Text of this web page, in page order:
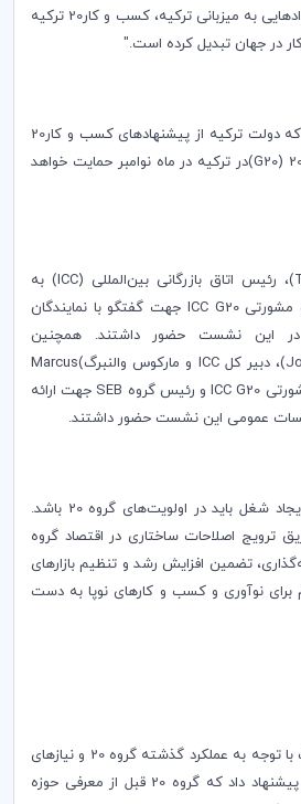
‌ای است و برگزاری چنین رویدادهایی به میزبانی ترکیه، کسب و کار20 ترکیه
در جهان تبدیل کرده است."
وی همچنین خاطر نشان کرد که دولت ترکیه از پیشنهادهای کسب و کار20
برای برگزاری کنفرانس ‌گروه 20 (G20)در ترکیه در ماه نوامبر حمایت خواهد
)، رئیس اتاق بازرگانی بین‌المللی (‌ICC) به
مشورتیICC G20 ‌ جهت گفتگو با نمایندگان
این نشست حضور داشتند. همچنین‌
، دبیر کلICC و مارکوس والنبرگ‌(
Marcus
ICC G20 و رئیس گروه SEB جهت ارائه
عمومی این نشست حضور داشتند.
آقای مک گرو‌ ‌گفت:‌"‌رشد و ایجاد شغل باید در اولویت‌های گروه 20 باشد.
ترویج اصلاحات ساختاری در اقتصاد گروه
تضمین افزایش رشد و تنظیم بازارهای
نوآوری و کسب و کارهای نوپا به دست
در ادامه جلسه آقای والنبرگ با توجه به عملکرد گذشته گروه 20 و نیازهای
رو به رشد حاکمیت جهانی پیشنهاد داد که گروه 20 قبل از معرفی حوزه